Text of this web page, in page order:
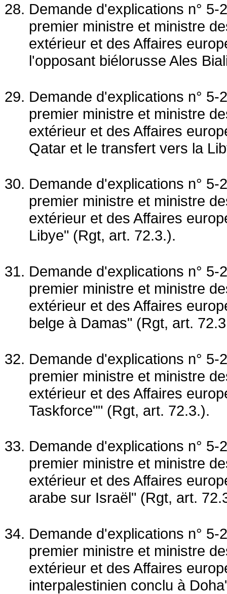
Demande d'explications n°
premier ministre et ministre
extérieur et des Affaires
l'opposant biélorusse Ales
Demande d'explications n°
premier ministre et ministre
extérieur et des Affaires
Qatar et le transfert vers la
Demande d'explications n°
premier ministre et ministre
extérieur et des Affaires
Libye" (Rgt, art. 72.3.).
Demande d'explications n°
premier ministre et ministre
extérieur et des Affaires
belge à Damas" (Rgt, art.
Demande d'explications n°
premier ministre et ministre
extérieur et des Affaires
Taskforce"" (Rgt, art. 72.3.).
Demande d'explications n°
premier ministre et ministre
extérieur et des Affaires
arabe sur Israël" (Rgt, art.
Demande d'explications n°
premier ministre et ministre
extérieur et des Affaires
interpalestinien conclu à